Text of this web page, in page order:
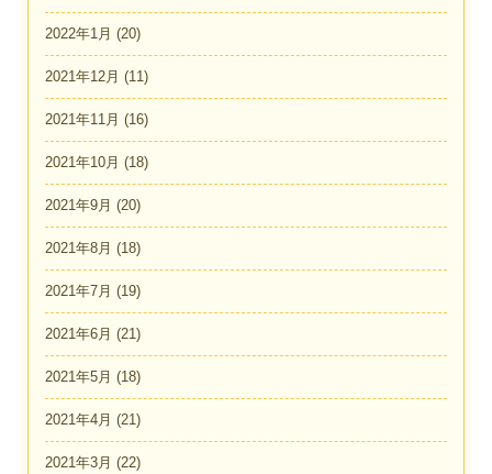
2022年1月 (20)
2021年12月 (11)
2021年11月 (16)
2021年10月 (18)
2021年9月 (20)
2021年8月 (18)
2021年7月 (19)
2021年6月 (21)
2021年5月 (18)
2021年4月 (21)
2021年3月 (22)